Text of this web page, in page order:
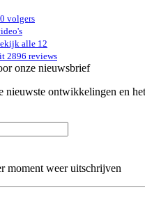
volgers
alle 12
2896 reviews
onze nieuwsbrief
nieuwste ontwikkelingen en
moment weer uitschrijven